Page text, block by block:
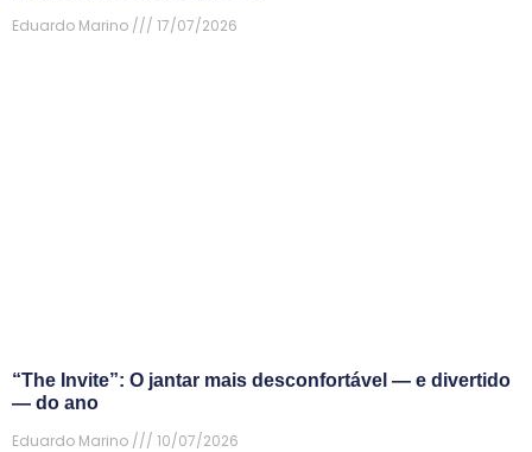
Eduardo Marino
17/07/2026
“The Invite”: O jantar mais desconfortável — e divertido
— do ano
Eduardo Marino
10/07/2026